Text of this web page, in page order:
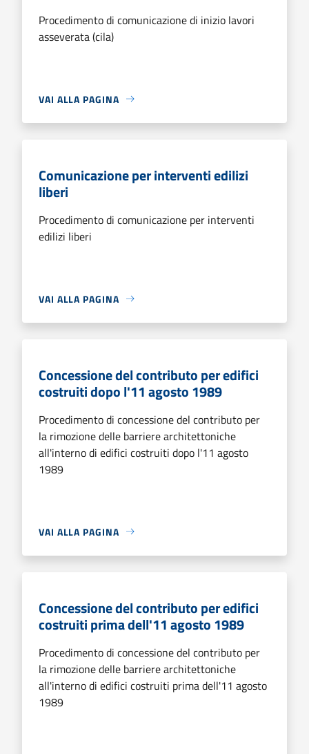
Procedimento di comunicazione di inizio lavori
asseverata (cila)
VAI ALLA PAGINA
Comunicazione per interventi edilizi
liberi
Procedimento di comunicazione per interventi
edilizi liberi
VAI ALLA PAGINA
Concessione del contributo per edifici
costruiti dopo l'11 agosto 1989
Procedimento di concessione del contributo per
la rimozione delle barriere architettoniche
all'interno di edifici costruiti dopo l'11 agosto
1989
VAI ALLA PAGINA
Concessione del contributo per edifici
costruiti prima dell'11 agosto 1989
Procedimento di concessione del contributo per
la rimozione delle barriere architettoniche
all'interno di edifici costruiti prima dell'11 agosto
1989